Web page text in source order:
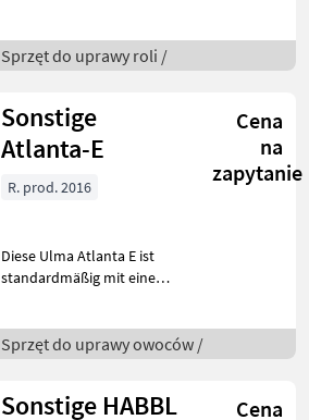
werden schnell und
wirtschaftlich sauber
oberflächlich desinfizi
Sprzęt do uprawy roli /
Sonstige
Atlanta-E
Cena
na
zapytanie
R. prod. 2016
Diese Ulma Atlanta E ist
standardmäßig mit einem
Maschine stammt vom
Erstbesitzer und wurde bis
Sprzęt do uprawy owoców /
Sonstige HABBL
Cena